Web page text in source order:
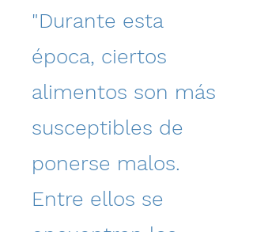
"Durante esta
época, ciertos
alimentos son más
susceptibles de
ponerse malos.
Entre ellos se